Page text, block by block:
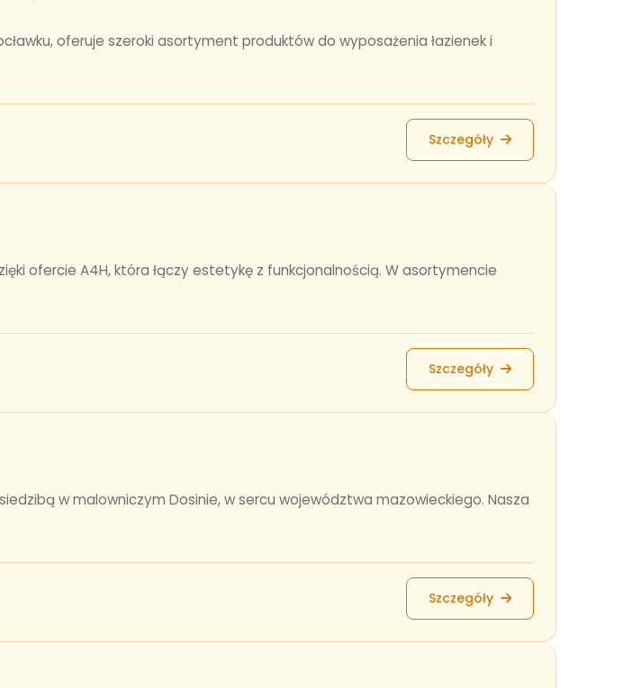
oferuje szeroki asortyment produktów do wyposażenia łazienek i
Szczegóły
ofercie A4H, która łączy estetykę z funkcjonalnością. W asortymencie
Szczegóły
w malowniczym Dosinie, w sercu województwa mazowieckiego. Nasza
Szczegóły